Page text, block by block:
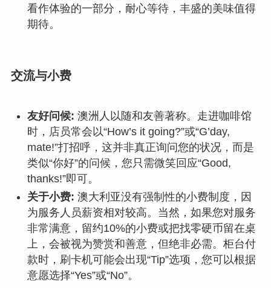
看作体验的一部分，耐心等待，丰盛的美味值得
期待。
交流与小费
友好问候: 澳洲人以随和友善著称。走进咖啡馆
时，店员常会以“How’s it going?”或“G’day,
mate!”打招呼，这并非真正询问您的状况，而是
类似“你好”的问候，您只需微笑回应“Good,
thanks!”即可。
关于小费: 澳大利亚没有强制性的小费制度，因
为服务人员薪资相对较高。当然，如果您对服务
非常满意，留约10%的小费或把找零硬币留在桌
上，会被视为赞赏和善意，但绝非必需。柜台付
款时，刷卡机可能会出现“Tip”选项，您可以根据
意愿选择“Yes”或“No”。